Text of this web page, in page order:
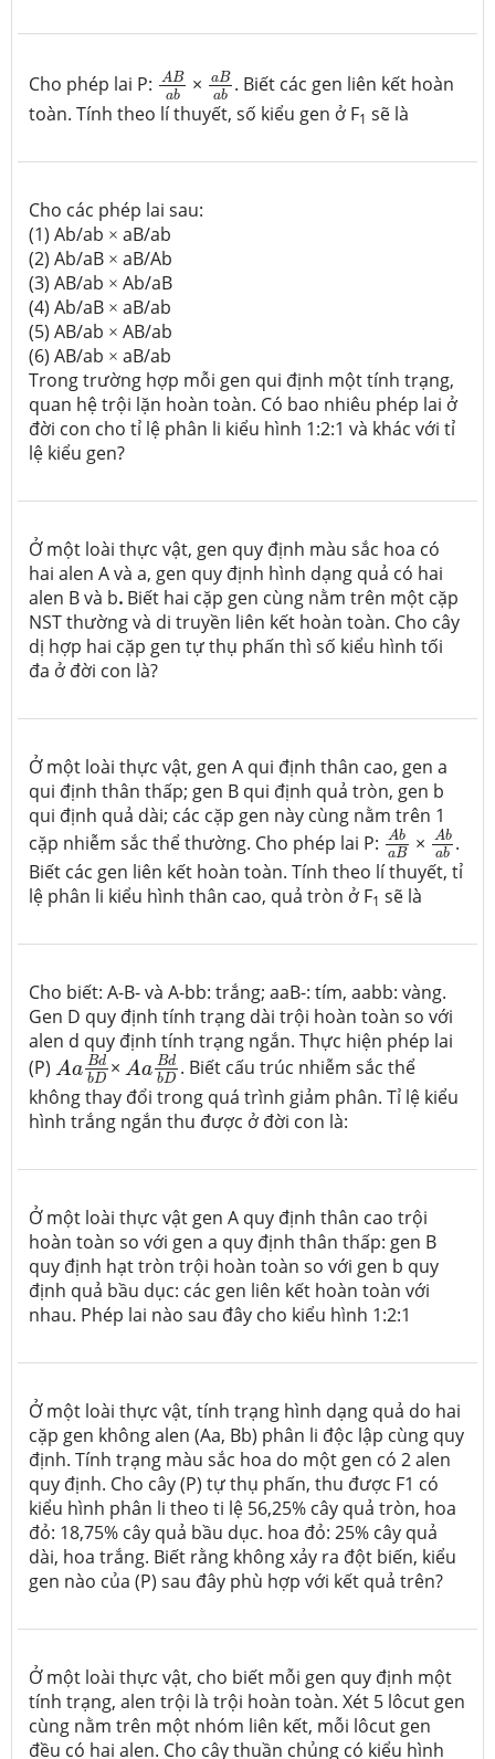
Cho phép lai P: AB
ab
ABa × aB
ab
aB b
. Biết các gen liên kết hoàn
toàn. Tính theo lí thuyết, số kiểu gen ở F1 sẽ là
Cho các phép lai sau:
(1) Ab/ab × aB/ab
(2) Ab/aB × aB/Ab
(3) AB/ab × Ab/aB
(4) Ab/aB × aB/ab
(5) AB/ab × AB/ab
(6) AB/ab × aB/ab
Trong trường hợp mỗi gen qui định một tính trạng,
quan hệ trội lặn hoàn toàn. Có bao nhiêu phép lai ở
đời con cho tỉ lệ phân li kiểu hình 1:2:1 và khác với tỉ
lệ kiểu gen?
Ở một loài thực vật, gen quy định màu sắc hoa có
hai alen A và a, gen quy định hình dạng quả có hai
alen B và b. Biết hai cặp gen cùng nằm trên một cặp
NST thường và di truyền liên kết hoàn toàn. Cho cây
dị hợp hai cặp gen tự thụ phấn thì số kiểu hình tối
đa ở đời con là?
Ở một loài thực vật, gen A qui định thân cao, gen a
qui định thân thấp; gen B qui định quả tròn, gen b
qui định quả dài; các cặp gen này cùng nằm trên 1
cặp nhiễm sắc thể thường. Cho phép lai P:
Ab
aB
AbaB
× Ab
ab
Ab.
Biết các gen liên kết hoàn toàn. Tính theo lí thuyết, tỉ
lệ phân li kiểu hình thân cao, quả tròn ở F1 sẽ là
Cho biết: A-B- và A-bb: trắng; aaB-: tím, aabb: vàng.
Gen D quy định tính trạng dài trội hoàn toàn so với
alen d quy định tính trạng ngắn. Thực hiện phép lai
(P) Aa Bd
bD
Aa Bdb D
× Aa Bd
bD
AaBdbD
. Biết cấu trúc nhiễm sắc thể
không thay đổi trong quá trình giảm phân. Tỉ lệ kiểu
hình trắng ngắn thu được ở đời con là:
Ở một loài thực vật gen A quy định thân cao trội
hoàn toàn so với gen a quy định thân thấp: gen B
quy định hạt tròn trội hoàn toàn so với gen b quy
định quả bầu dục: các gen liên kết hoàn toàn với
nhau. Phép lai nào sau đây cho kiểu hình 1:2:1
Ở một loài thực vật, tính trạng hình dạng quả do hai
cặp gen không alen (Aa, Bb) phân li độc lập cùng quy
định. Tính trạng màu sắc hoa do một gen có 2 alen
quy định. Cho cây (P) tự thụ phấn, thu được F1 có
kiểu hình phân li theo ti lệ 56,25% cây quả tròn, hoa
đỏ: 18,75% cây quả bầu dục. hoa đỏ: 25% cây quả
dài, hoa trắng. Biết rằng không xảy ra đột biến, kiểu
gen nào của (P) sau đây phù hợp với kết quả trên?
Ở một loài thực vật, cho biết mỗi gen quy định một
tính trạng, alen trội là trội hoàn toàn. Xét 5 lôcut gen
cùng nằm trên một nhóm liên kết, mỗi lôcut gen
đều có hai alen. Cho cây thuần chủng có kiểu hình